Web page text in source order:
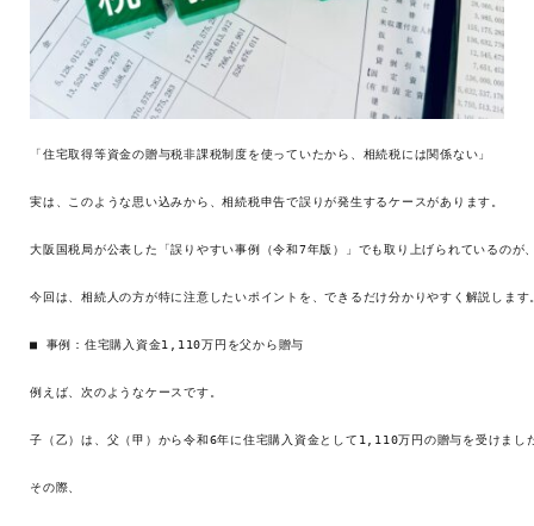
「住宅取得等資金の贈与税非課税制度を使っていたから、相続税には関係ない」
実は、このような思い込みから、相続税申告で誤りが発生するケースがあります。
大阪国税局が公表した「誤りやすい事例（令和7年版）」でも取り上げられているの
今回は、相続人の方が特に注意したいポイントを、できるだけ分かりやすく解説します
■ 事例：住宅購入資金1,110万円を父から贈与
例えば、次のようなケースです。
子（乙）は、父（甲）から令和6年に住宅購入資金として1,110万円の贈与を受けまし
その際、